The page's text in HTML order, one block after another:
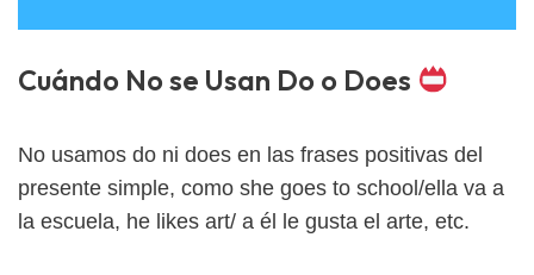
Cuándo No se Usan Do o Does
No usamos do ni does en las frases positivas del
presente simple, como she goes to school/ella va a
la escuela, he likes art/ a él le gusta el arte, etc.